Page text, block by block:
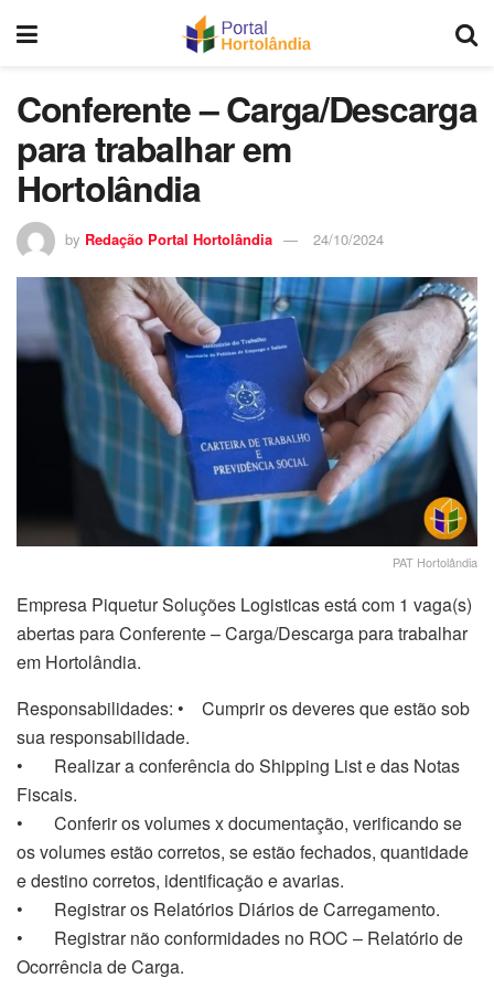
Conferente – Carga/Descarga
para trabalhar em
Hortolândia
by Redação Portal Hortolândia 24/10/2024
PAT Hortolândia
Empresa Piquetur Soluções Logisticas está com 1 vaga(s)
abertas para Conferente – Carga/Descarga para trabalhar
em Hortolândia.
Responsabilidades: • Cumprir os deveres que estão sob
sua responsabilidade.
• Realizar a conferência do Shipping List e das Notas
Fiscais.
• Conferir os volumes x documentação, verificando se
os volumes estão corretos, se estão fechados, quantidade
e destino corretos, identificação e avarias.
• Registrar os Relatórios Diários de Carregamento.
• Registrar não conformidades no ROC – Relatório de
Ocorrência de Carga.